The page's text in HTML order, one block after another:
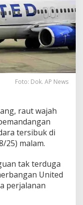
Foto: Dok. AP News
raut wajah
tersibuk di
25) malam.
tak terduga
United
perjalanan